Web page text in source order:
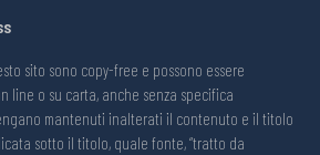
sito sono copy-free e possono essere
line o su carta, anche senza specifica
mantenuti inalterati il contenuto e il titolo
sotto il titolo, quale fonte, “tratto da